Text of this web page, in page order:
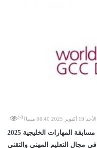
الأحد 19 أكتوبر 2025 06:40 مساءً 10
دولة قطر تستضيف النسخة الخامسة من مسابقة المهارات الخليجية 2025
في مجال التعليم المهني والتقني